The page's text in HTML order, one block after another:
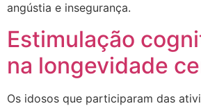
angústia e insegurança.
Estimulação
na longevidade
Os idosos que participaram das